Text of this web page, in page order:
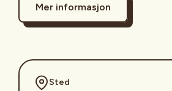
Mer informasjon
Sted